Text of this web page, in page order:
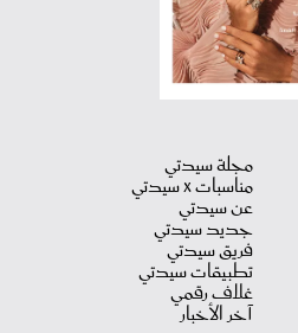
مجلة سيدتي
مناسبات X سيدتي
عن سيدتي
جديد سيدتي
فريق سيدتي
تطبيقات سيدتي
غلاف رقمي
آخر الأخبار